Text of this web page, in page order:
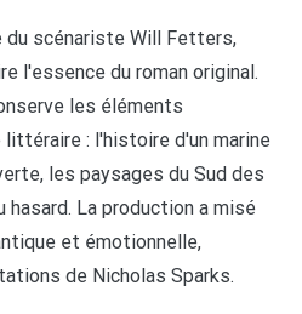
du scénariste Will Fetters,
l'essence du roman original.
les éléments
: l'histoire d'un marine
les paysages du Sud des
La production a misé
et émotionnelle,
de Nicholas Sparks.